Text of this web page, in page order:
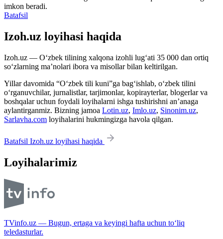
imkon beradi.
Batafsil
Izoh.uz loyihasi haqida
Izoh.uz — O‘zbek tilining xalqona izohli lug‘ati 35 000 dan ortiq
so‘zlarning ma’nolari ibora va misollar bilan keltirilgan.
Yillar davomida “O‘zbek tili kuni”ga bag‘ishlab, o‘zbek tilini
o‘rganuvchilar, jurnalistlar, tarjimonlar, kopirayterlar, blogerlar va
boshqalar uchun foydali loyihalarni ishga tushirishni an’anaga
aylantirganmiz. Bizning jamoa Lotin.uz, Imlo.uz, Sinonim.uz,
Sarlavha.com loyihalarini hukmingizga havola qilgan.
Batafsil Izoh.uz loyihasi haqida
Loyihalarimiz
TVinfo.uz — Bugun, ertaga va keyingi hafta uchun to‘liq
teledasturlar.